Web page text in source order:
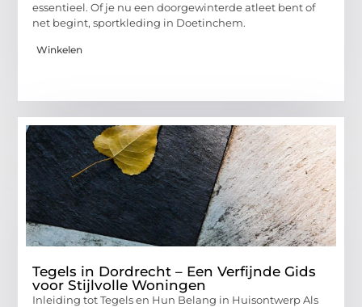
essentieel. Of je nu een doorgewinterde atleet bent of
net begint, sportkleding in Doetinchem.
Winkelen
Tegels in Dordrecht – Een Verfijnde Gids
voor Stijlvolle Woningen
Inleiding tot Tegels en Hun Belang in Huisontwerp Als